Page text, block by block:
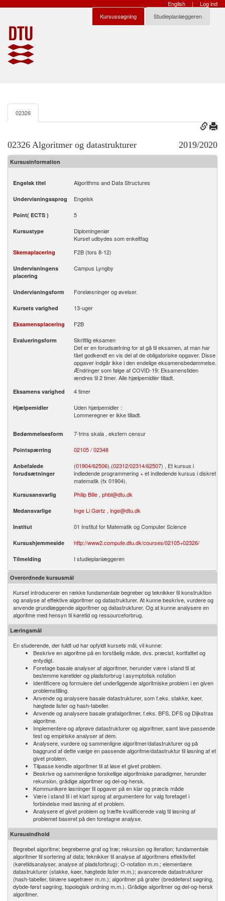
English |
Log ind
Kursussøgning
Studieplanlæggeren
02326
02326 Algoritmer og datastrukturer 2019/2020
Kursusinformation
Engelsk titel Algorithms and Data Structures
Undervisningssprog Engelsk
Point( ECTS ) 5
Kursustype
Diplomingeniør
Kurset udbydes som enkeltfag
Skemaplacering F2B (tors 8-12)
Undervisningens
placering
Campus Lyngby
Undervisningsform Forelæsninger og øvelser.
Kursets varighed 13-uger
Eksamensplacering F2B
Evalueringsform
Skriftlig eksamen
Det er en forudsætning for at gå til eksamen, at man har
fået godkendt en vis del af de obligatoriske opgaver. Disse
opgaver indgår ikke i den endelige eksamensbedømmelse.
Ændringer som følge af COVID-19: Eksamenstiden
ændres til 2 timer. Alle hjælpemidler tilladt.
Eksamens varighed 4 timer
Hjælpemidler
Uden hjælpemidler :
Lommeregner er ikke tilladt.
Bedømmelsesform 7-trins skala , ekstern censur
Pointspærring 02105/02348
Anbefalede
forudsætninger
(01904/62506).­(02312/02314/62507) , Et kursus i
indledende programmering + et indledende kursus i diskret
matematik (fx 01904).
Kursusansvarlig Philip Bille , phbi@dtu.dk
Medansvarlige Inge Li Gørtz , inge@dtu.dk
Institut 01 Institut for Matematik og Computer Science
Kursushjemmeside http://www2.compute.dtu.dk/courses/02105+02326/
Tilmelding I studieplanlæggeren
Overordnede kursusmål
Kurset introducerer en række fundamentale begreber og teknikker til konstruktion
og analyse af effektive algoritmer og datastrukturer. At kunne beskrive, vurdere og
anvende grundlæggende algoritmer og datastrukturer. Og at kunne analysere en
algoritme med hensyn til køretid og ressourceforbrug.
Læringsmål
En studerende, der fuldt ud har opfyldt kursets mål, vil kunne:
Beskrive en algoritme på en forståelig måde, dvs. præcist, kortfattet og
entydigt.
Foretage basale analyser af algoritmer, herunder være i stand til at
bestemme køretider og pladsforbrug i asymptotisk notation
Identificere og formulere det underliggende algoritmiske problem i en given
problemstilling.
Anvende og analysere basale datastrukturer, som f.eks. stakke, køer,
hægtede lister og hash-tabeller.
Anvende og analysere basale grafalgoritmer, f.eks. BFS, DFS og Dijkstras
algoritme.
Implementere og afprøve datastrukturer og algoritmer, samt lave passende
test og empiriske analyser af dem.
Analysere, vurdere og sammenligne algoritmer/​datastrukturer og på
baggrund af dette vælge en passende algoritme/datastruktur til løsning af et
givet problem.
Tilpasse kendte algoritmer til at løse et givet problem.
Beskrive og sammenligne forskellige algoritmiske paradigmer, herunder
rekursion, grådige algoritmer og del-og-hersk.
Kommunikere løsninger til opgaver på en klar og præcis måde
Være i stand til i et klart sprog at argumentere for valg foretaget i
forbindelse med løsning af et problem.
Analysere et givet problem og træffe kvalificerede valg til løsning af
problemet baseret på den foretagne analyse.
Kursusindhold
Begrebet algoritme; begreberne graf og træ; rekursion og iteration; fundamentale
algoritmer til sortering af data; teknikker til analyse af algoritmers effektivitet
(køretidsanalyser, analyse af pladsforbrug); O-notation m.m.; elementære
datastrukturer (stakke, køer, hægtede lister m.m.); avancerede datastrukturer
(hash-tabeller, binære søgetræer m.m.); algoritmer på grafer (breddeførst søgning,
dybde-først søgning, topologisk ordning m.m.). Grådige algoritmer og del-og-hersk
algoritmer.